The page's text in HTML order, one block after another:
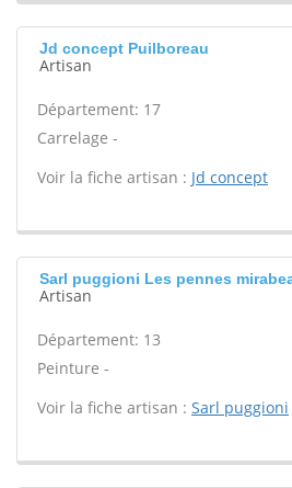
Jd concept Puilboreau
Artisan
Département: 17
Carrelage -
Voir la fiche artisan : Jd concept
Sarl puggioni Les pennes
Artisan
Département: 13
Peinture -
Voir la fiche artisan : Sarl puggioni